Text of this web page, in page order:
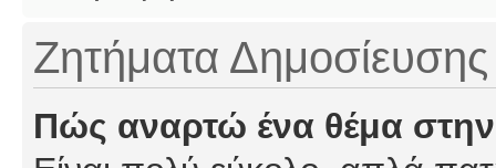
Ζητήματα Δημοσίευσης
Πώς αναρτώ ένα θέμα